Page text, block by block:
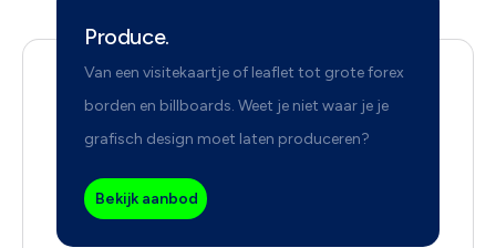
Produce.
Van een visitekaartje of leaflet tot grote forex
borden en billboards. Weet je niet waar je je
grafisch design moet laten produceren?
Bekijk aanbod